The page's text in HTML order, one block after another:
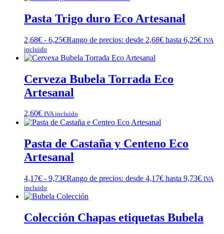
Pasta Trigo duro Eco Artesanal
2,68€ - 6,25€Rango de precios: desde 2,68€ hasta 6,25€ IVA
incluido
Cerveza Bubela Torrada Eco
Artesanal
2,60€ IVA incluido
Pasta de Castaña y Centeno Eco
Artesanal
4,17€ - 9,73€Rango de precios: desde 4,17€ hasta 9,73€ IVA
incluido
Colección Chapas etiquetas Bubela